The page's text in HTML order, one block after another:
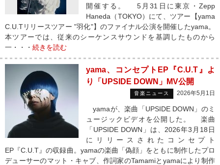
開催する。 5月31日に東京・Zepp
Haneda（TOKYO）にて、ツアー【yama
C.U.Tリリースツアー "羽化"】のファイナル公演を開催したyama。
本ツアーでは、従来のシーケンスサウンドを基調したものから
一・・・ 続きを読む
yama、コンセプトEP『C.U.T』よ
り「UPSIDE DOWN」MV公開
音楽ニュース 2026年5月1日
yamaが、楽曲「UPSIDE DOWN」のミ
ュージックビデオを公開した。 楽曲
「UPSIDE DOWN」は、2026年3月18日
にリリースされたコンセプト
EP『C.U.T』の収録曲。yamaの楽曲「偽顔」をともに制作したプロ
デューサーのマット・キャブ、作詞家のTamamiとyamaにより制作